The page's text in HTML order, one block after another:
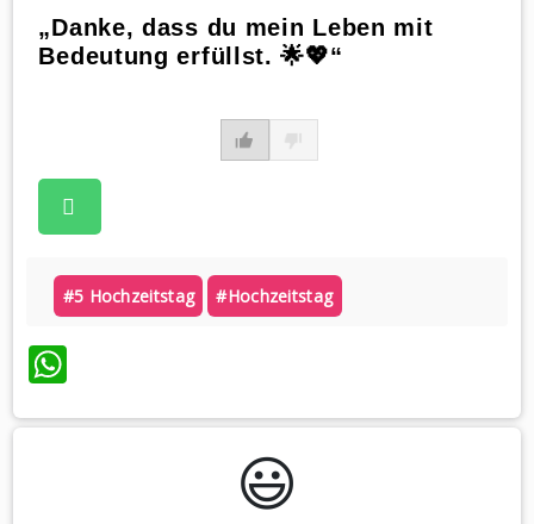
„Danke, dass du mein Leben mit
Bedeutung erfüllst. 🌟💖“
#5 Hochzeitstag #hochzeitstag
WhatsApp
😃️